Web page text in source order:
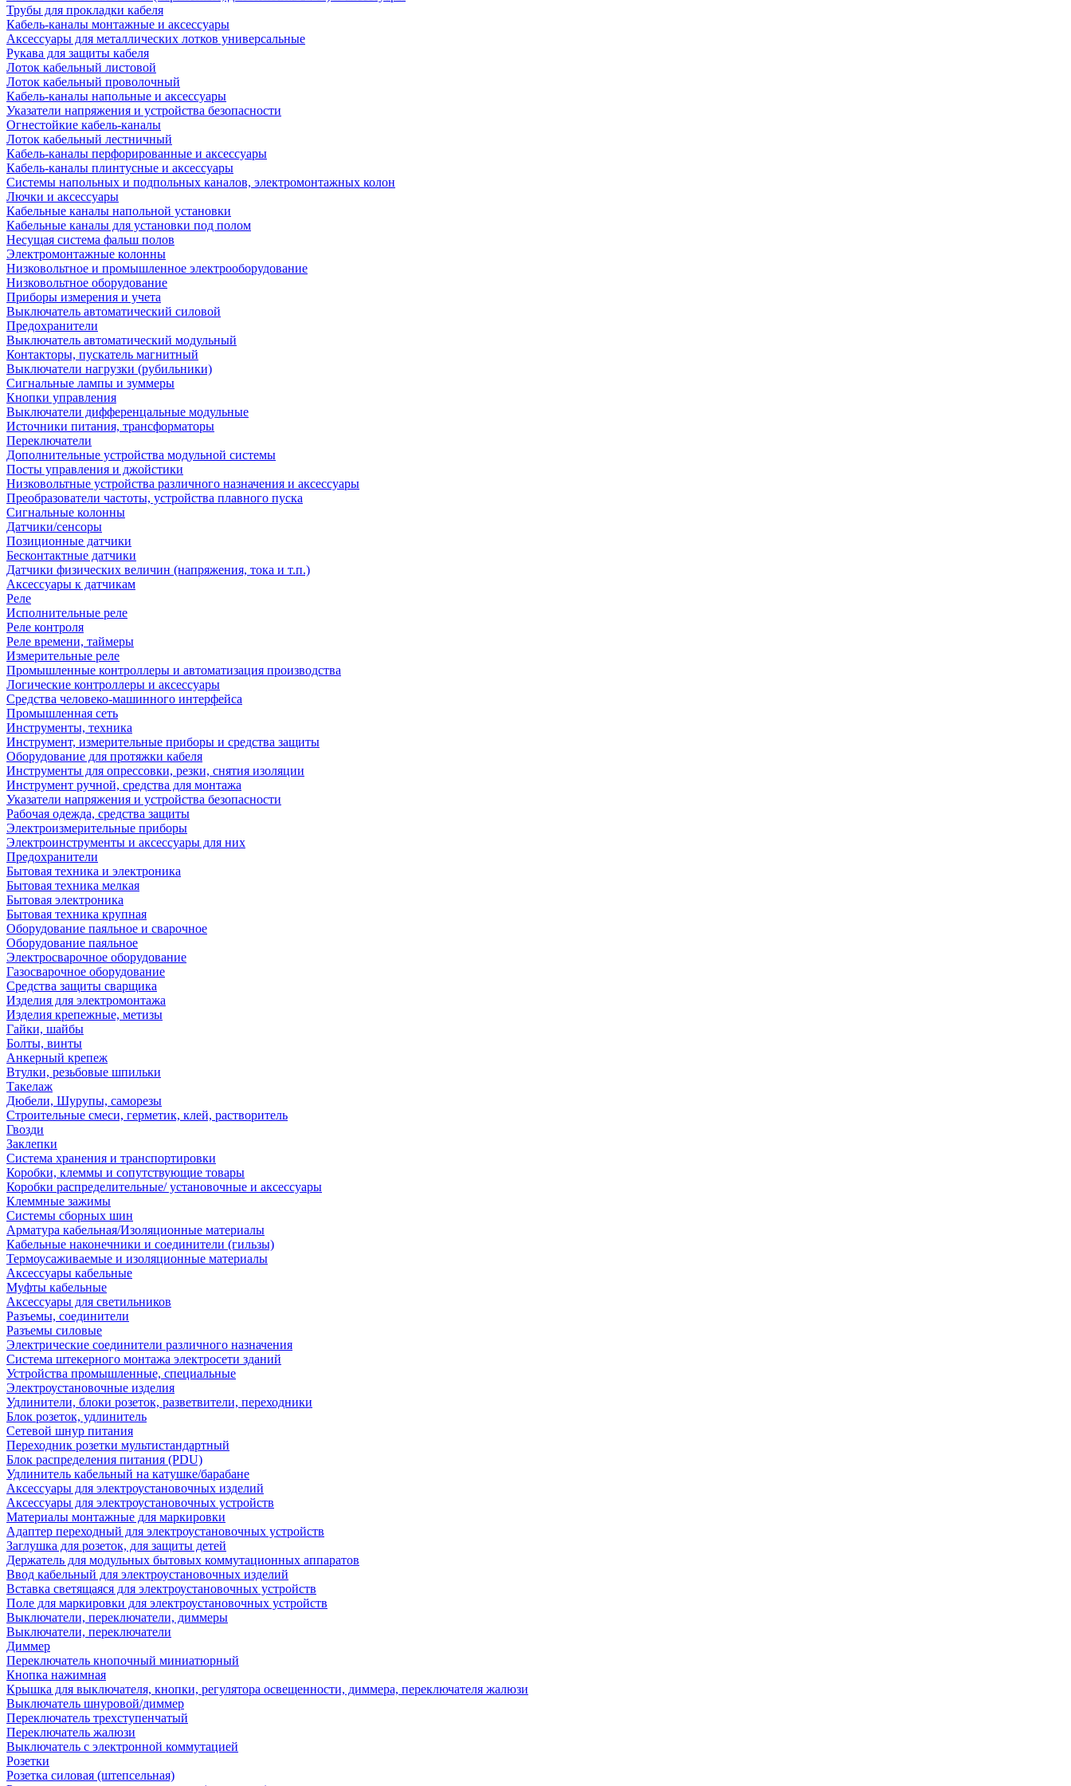
Трубы для прокладки кабеля
Кабель-каналы монтажные и аксессуары
Аксессуары для металлических лотков универсальные
Рукава для защиты кабеля
Лоток кабельный листовой
Лоток кабельный проволочный
Кабель-каналы напольные и аксессуары
Указатели напряжения и устройства безопасности
Огнестойкие кабель-каналы
Лоток кабельный лестничный
Кабель-каналы перфорированные и аксессуары
Кабель-каналы плинтусные и аксессуары
Системы напольных и подпольных каналов, электромонтажных колон
Лючки и аксессуары
Кабельные каналы напольной установки
Кабельные каналы для установки под полом
Несущая система фальш полов
Электромонтажные колонны
Низковольтное и промышленное электрооборудование
Низковольтное оборудование
Приборы измерения и учета
Выключатель автоматический силовой
Предохранители
Выключатель автоматический модульный
Контакторы, пускатель магнитный
Выключатели нагрузки (рубильники)
Сигнальные лампы и зуммеры
Кнопки управления
Выключатели дифференцальные модульные
Источники питания, трансформаторы
Переключатели
Дополнительные устройства модульной системы
Посты управления и джойстики
Низковольтные устройства различного назначения и аксессуары
Преобразователи частоты, устройства плавного пуска
Сигнальные колонны
Датчики/сенсоры
Позиционные датчики
Бесконтактные датчики
Датчики физических величин (напряжения, тока и т.п.)
Аксессуары к датчикам
Реле
Исполнительные реле
Реле контроля
Реле времени, таймеры
Измерительные реле
Промышленные контроллеры и автоматизация производства
Логические контроллеры и аксессуары
Средства человеко-машинного интерфейса
Промышленная сеть
Инструменты, техника
Инструмент, измерительные приборы и средства защиты
Оборудование для протяжки кабеля
Инструменты для опрессовки, резки, снятия изоляции
Инструмент ручной, средства для монтажа
Указатели напряжения и устройства безопасности
Рабочая одежда, средства защиты
Электроизмерительные приборы
Электроинструменты и аксессуары для них
Предохранители
Бытовая техника и электроника
Бытовая техника мелкая
Бытовая электроника
Бытовая техника крупная
Оборудование паяльное и сварочное
Оборудование паяльное
Электросварочное оборудование
Газосварочное оборудование
Средства защиты сварщика
Изделия для электромонтажа
Изделия крепежные, метизы
Гайки, шайбы
Болты, винты
Анкерный крепеж
Втулки, резьбовые шпильки
Такелаж
Дюбели, Шурупы, саморезы
Строительные смеси, герметик, клей, растворитель
Гвозди
Заклепки
Система хранения и транспортировки
Коробки, клеммы и сопутствующие товары
Коробки распределительные/ установочные и аксессуары
Клеммные зажимы
Системы сборных шин
Арматура кабельная/Изоляционные материалы
Кабельные наконечники и соединители (гильзы)
Термоусаживаемые и изоляционные материалы
Аксессуары кабельные
Муфты кабельные
Аксессуары для светильников
Разъемы, соединители
Разъемы силовые
Электрические соединители различного назначения
Система штекерного монтажа электросети зданий
Устройства промышленные, специальные
Электроустановочные изделия
Удлинители, блоки розеток, разветвители, переходники
Блок розеток, удлинитель
Сетевой шнур питания
Переходник розетки мультистандартный
Блок распределения питания (PDU)
Удлинитель кабельный на катушке/барабане
Аксессуары для электроустановочных изделий
Аксессуары для электроустановочных устройств
Материалы монтажные для маркировки
Адаптер переходный для электроустановочных устройств
Заглушка для розеток, для защиты детей
Держатель для модульных бытовых коммутационных аппаратов
Ввод кабельный для электроустановочных изделий
Вставка светящаяся для электроустановочных устройств
Поле для маркировки для электроустановочных устройств
Выключатели, переключатели, диммеры
Выключатели, переключатели
Диммер
Переключатель кнопочный миниатюрный
Кнопка нажимная
Крышка для выключателя, кнопки, регулятора освещенности, диммера, переключателя жалюзи
Выключатель шнуровой/диммер
Переключатель трехступенчатый
Переключатель жалюзи
Выключатель с электронной коммутацией
Розетки
Розетка силовая (штепсельная)